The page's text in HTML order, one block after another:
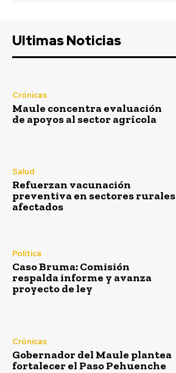
Ultimas Noticias
Crónicas
Maule concentra evaluación
de apoyos al sector agrícola
Salud
Refuerzan vacunación
preventiva en sectores rurales
afectados
Política
Caso Bruma: Comisión
respalda informe y avanza
proyecto de ley
Crónicas
Gobernador del Maule plantea
fortalecer el Paso Pehuenche